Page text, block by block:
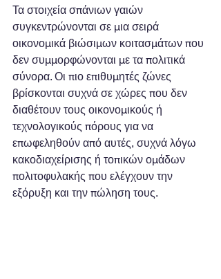
Τα στοιχεία σπάνιων γαιών
συγκεντρώνονται σε μια σειρά
οικονομικά βιώσιμων κοιτασμάτων που
δεν συμμορφώνονται με τα πολιτικά
σύνορα. Οι πιο επιθυμητές ζώνες
βρίσκονται συχνά σε χώρες που δεν
διαθέτουν τους οικονομικούς ή
τεχνολογικούς πόρους για να
επωφεληθούν από αυτές, συχνά λόγω
κακοδιαχείρισης ή τοπικών ομάδων
πολιτοφυλακής που ελέγχουν την
εξόρυξη και την πώληση τους.